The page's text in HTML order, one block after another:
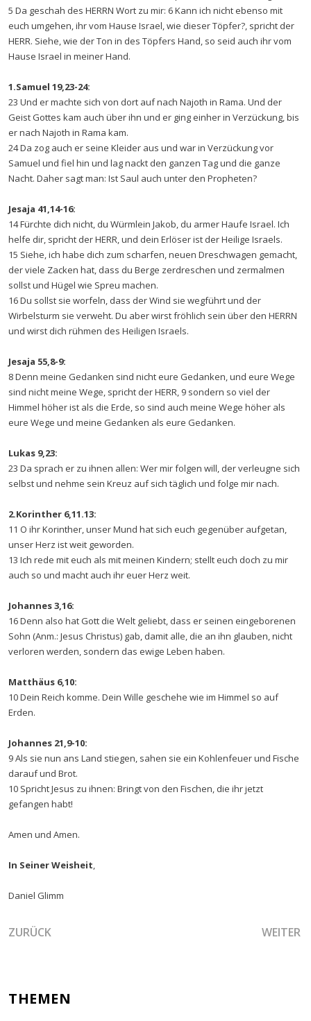
5 Da geschah des HERRN Wort zu mir: 6 Kann ich nicht ebenso mit
euch umgehen, ihr vom Hause Israel, wie dieser Töpfer?, spricht der
HERR. Siehe, wie der Ton in des Töpfers Hand, so seid auch ihr vom
Hause Israel in meiner Hand.
1.Samuel 19,23-24:
23 Und er machte sich von dort auf nach Najoth in Rama. Und der
Geist Gottes kam auch über ihn und er ging einher in Verzückung, bis
er nach Najoth in Rama kam.
24 Da zog auch er seine Kleider aus und war in Verzückung vor
Samuel und fiel hin und lag nackt den ganzen Tag und die ganze
Nacht. Daher sagt man: Ist Saul auch unter den Propheten?
Jesaja 41,14-16:
14 Fürchte dich nicht, du Würmlein Jakob, du armer Haufe Israel. Ich
helfe dir, spricht der HERR, und dein Erlöser ist der Heilige Israels.
15 Siehe, ich habe dich zum scharfen, neuen Dreschwagen gemacht,
der viele Zacken hat, dass du Berge zerdreschen und zermalmen
sollst und Hügel wie Spreu machen.
16 Du sollst sie worfeln, dass der Wind sie wegführt und der
Wirbelsturm sie verweht. Du aber wirst fröhlich sein über den HERRN
und wirst dich rühmen des Heiligen Israels.
Jesaja 55,8-9:
8 Denn meine Gedanken sind nicht eure Gedanken, und eure Wege
sind nicht meine Wege, spricht der HERR, 9 sondern so viel der
Himmel höher ist als die Erde, so sind auch meine Wege höher als
eure Wege und meine Gedanken als eure Gedanken.
Lukas 9,23:
23 Da sprach er zu ihnen allen: Wer mir folgen will, der verleugne sich
selbst und nehme sein Kreuz auf sich täglich und folge mir nach.
2.Korinther 6,11.13:
11 O ihr Korinther, unser Mund hat sich euch gegenüber aufgetan,
unser Herz ist weit geworden.
13 Ich rede mit euch als mit meinen Kindern; stellt euch doch zu mir
auch so und macht auch ihr euer Herz weit.
Johannes 3,16:
16 Denn also hat Gott die Welt geliebt, dass er seinen eingeborenen
Sohn (Anm.: Jesus Christus) gab, damit alle, die an ihn glauben, nicht
verloren werden, sondern das ewige Leben haben.
Matthäus 6,10:
10 Dein Reich komme. Dein Wille geschehe wie im Himmel so auf
Erden.
Johannes 21,9-10:
9 Als sie nun ans Land stiegen, sahen sie ein Kohlenfeuer und Fische
darauf und Brot.
10 Spricht Jesus zu ihnen: Bringt von den Fischen, die ihr jetzt
gefangen habt!
Amen und Amen.
In Seiner Weisheit,
Daniel Glimm
VORHERIGER BEITRAG: DIE WIEDERHERGESTELLTE
ZURÜCK WEITER
THEMEN